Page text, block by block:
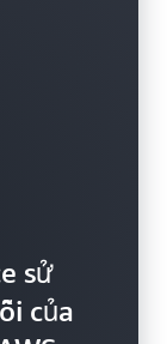
sử
của